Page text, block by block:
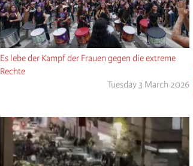
Es lebe der Kampf der Frauen gegen die extreme
Rechte
Tuesday 3 March 2026